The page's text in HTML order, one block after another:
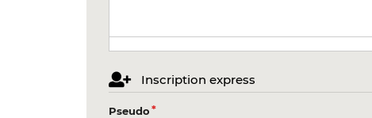
Inscription express
Pseudo